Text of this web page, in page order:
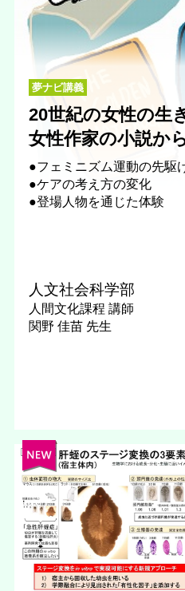
夢ナビ講義
20世紀の女性の生
女性作家の小説か
●フェミニズム運動の先駆
●ケアの考え方の変化
●登場人物を通じた体験
人文社会科学部
人間文化課程 講師
関野 佳苗 先生